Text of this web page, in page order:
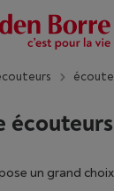
un grand